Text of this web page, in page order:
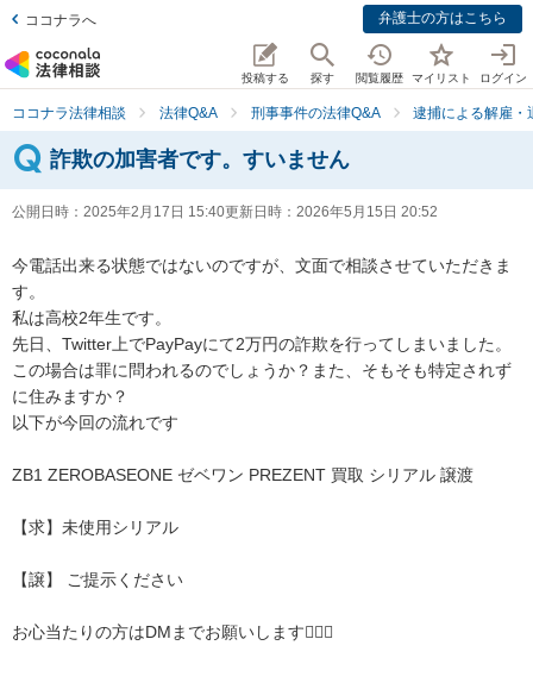
ココナラへ 弁護士の方はこちら
投稿する 探す 閲覧履歴 マイリスト ログイン
ココナラ法律相談 法律Q&A 刑事事件の法律Q&A 逮捕による解雇・
詐欺の加害者です。すいません
公開日時： 2025年2月17日 15:40更新日時： 2026年5月15日 20:52
今電話出来る状態ではないのですが、文面で相談させていただきま
す。
私は高校2年生です。
先日、Twitter上でPayPayにて2万円の詐欺を行ってしまいました。
この場合は罪に問われるのでしょうか？また、そもそも特定されず
に住みますか？
以下が今回の流れです
ZB1 ZEROBASEONE ゼベワン PREZENT 買取 シリアル 譲渡
【求】未使用シリアル
【譲】 ご提示ください
お心当たりの方はDMまでお願いします🙇🏻‍♂️